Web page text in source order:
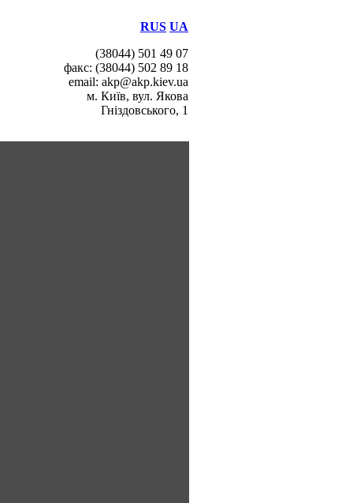
RUS UA
(38044) 501 49 07
факс: (38044) 502 89 18
email: akp@akp.kiev.ua
м. Київ, вул. Якова
Гніздовського, 1